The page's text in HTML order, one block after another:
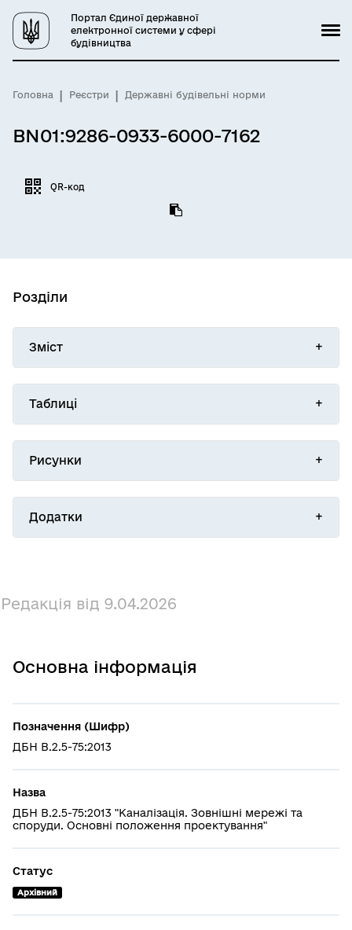
Портал Єдиної державної
електронної системи у сфері
будівництва
Головна Реєстри Державні будівельні норми
BN01:9286-0933-6000-7162
QR-код
Редакція від 9.04.2026
Основна інформація
Позначення (Шифр)
ДБН В.2.5-75:2013
Назва
ДБН В.2.5-75:2013 "Каналізація. Зовнішні мережі та
споруди. Основні положення проектування"
Статус
Архівний
Розділи
Зміст
Таблиці
Рисунки
Додатки